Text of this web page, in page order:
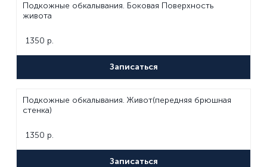
Подкожные обкалывания. Боковая Поверхность
живота
1350 р.
Записаться
Подкожные обкалывания. Живот(передняя брюшная
стенка)
1350 р.
Записаться